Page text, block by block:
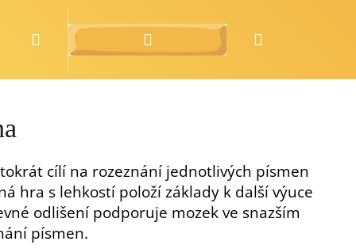
o násHledat Přihlášení
cílí na rozeznání jednotlivých písmen
hra s lehkostí položí základy k další výuce
odlišení podporuje mozek ve snazším
písmen.